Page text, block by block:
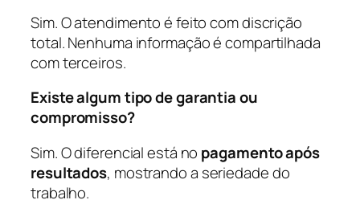
Sim. O atendimento é feito com discrição
total. Nenhuma informação é compartilhada
com terceiros.
Existe algum tipo de garantia ou
compromisso?
Sim. O diferencial está no pagamento após
resultados, mostrando a seriedade do
trabalho.